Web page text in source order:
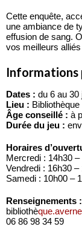
Cette enquête,
une ambiance de
effusion de sang.
vos meilleurs
Informations
Dates : du 6 au 30
Lieu : Bibliothèque
Âge conseillé : à
Durée du jeu :
Horaires
Mercredi : 14h30 –
Vendredi : 16h30 –
Samedi : 10h00 –
Renseignements :
bibliothè
06 86 98 34 59